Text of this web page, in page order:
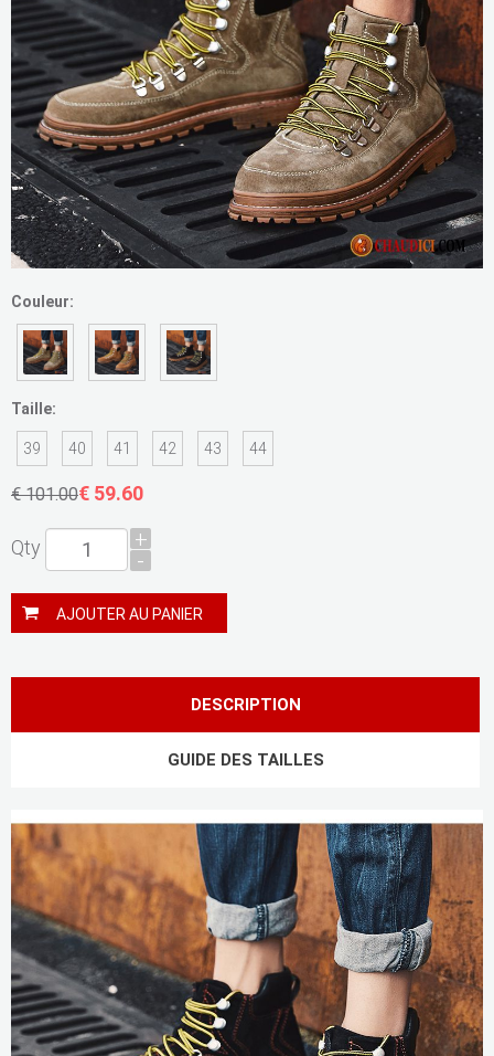
Couleur:
Taille:
39 40 41 42 43 44
€ 101.00€ 59.60
Qty +
-
AJOUTER AU PANIER
DESCRIPTION
GUIDE DES TAILLES